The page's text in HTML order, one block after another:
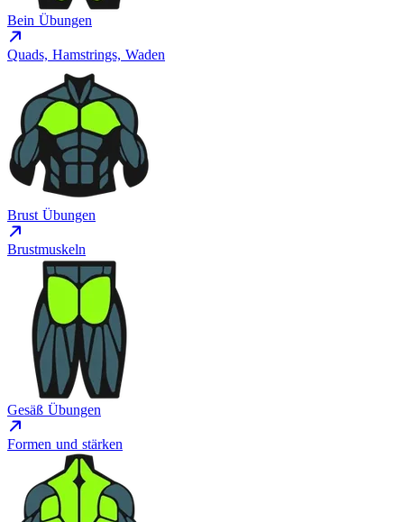
Bein Übungen
Quads, Hamstrings, Waden
Brust Übungen
Brustmuskeln
Gesäß Übungen
Formen und stärken